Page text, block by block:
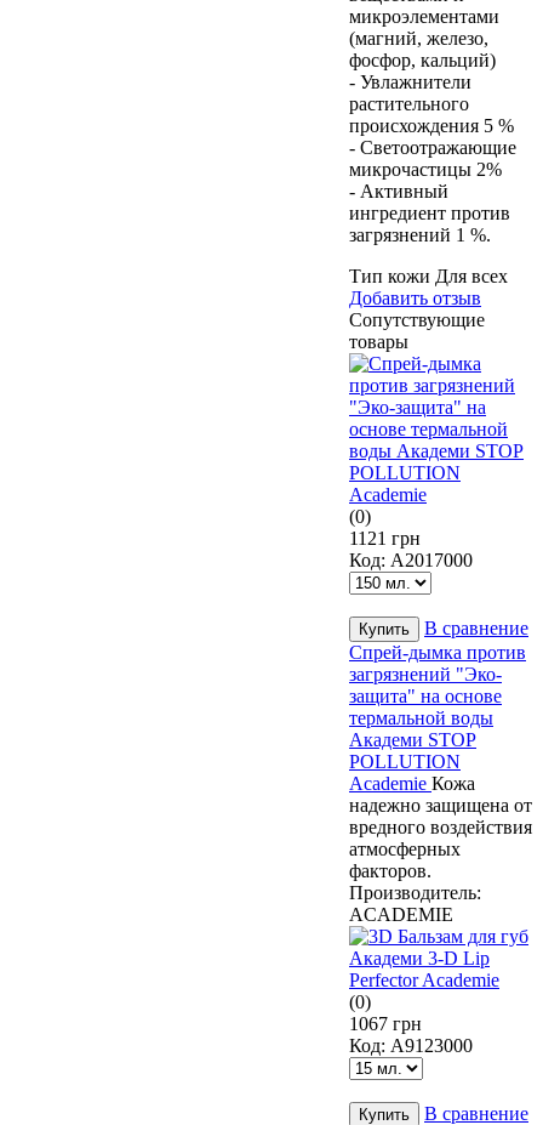
микроэлементами
(магний, железо,
фосфор, кальций)
- Увлажнители
растительного
происхождения 5 %
- Светоотражающие
микрочастицы 2%
- Активный
ингредиент против
загрязнений 1 %.
Тип кожи Для всех
Добавить отзыв
Сопутствующие
товары
(0)
1121 грн
Код: A2017000
В сравнение
Спрей-дымка против
загрязнений "Эко-
защита" на основе
термальной воды
Академи STOP
POLLUTION
Academie Кожа
надежно защищена от
вредного воздействия
атмосферных
факторов.
Производитель:
ACADEMIE
(0)
1067 грн
Код: A9123000
В сравнение